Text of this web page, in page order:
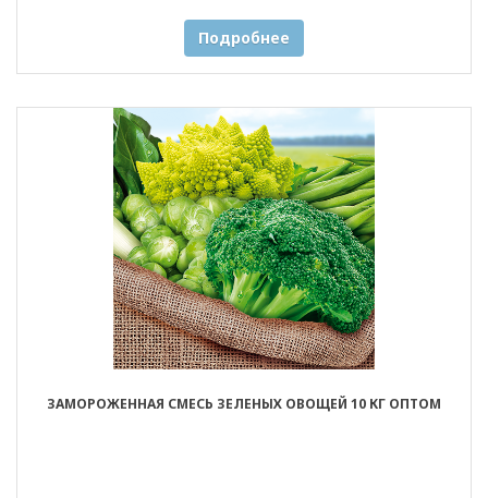
Подробнее
ЗАМОРОЖЕННАЯ СМЕСЬ ЗЕЛЕНЫХ ОВОЩЕЙ 10 КГ ОПТОМ